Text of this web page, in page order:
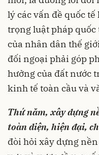
lý các vấn đề quốc
trọng luật pháp
của nhân dân thế
đối ngoại phải góp
hưởng của đất nước
kinh tế toàn cầu và
Thứ năm,xây dựng
toàn diện, hiện đại,
đòi hỏi xây dựng